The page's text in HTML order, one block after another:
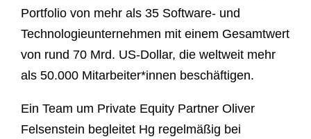
Portfolio von mehr als 35 Software- und
Technologieunternehmen mit einem Gesamtwert
von rund 70 Mrd. US-Dollar, die weltweit mehr
als 50.000 Mitarbeiter*innen beschäftigen.
Ein Team um Private Equity Partner Oliver
Felsenstein begleitet Hg regelmäßig bei